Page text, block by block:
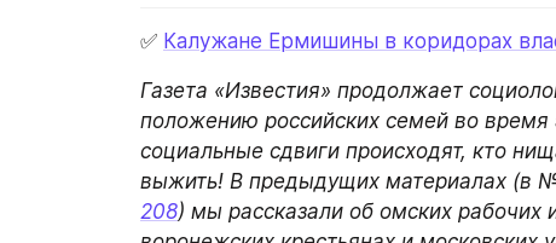
✅ Калужане Ермишины в коридорах
Газета «Известия» продолжает
положению российских семей во
социальные сдвиги происходят, кто
выжить! В предыдущих материалах (в
208) мы рассказали об омских рабочих